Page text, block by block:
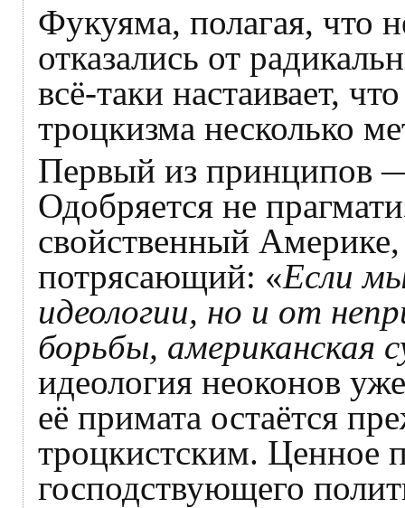
Фукуяма, полагая, что
отказались от
всё-таки настаивает,
троцкизма несколько
Первый из принципов
Одобряется не
свойственный
потрясающий: «Если
идеологии, но и от
борьбы, американская
идеология неоконов
её примата остаётся
троцкистским. Ценное
господствующего